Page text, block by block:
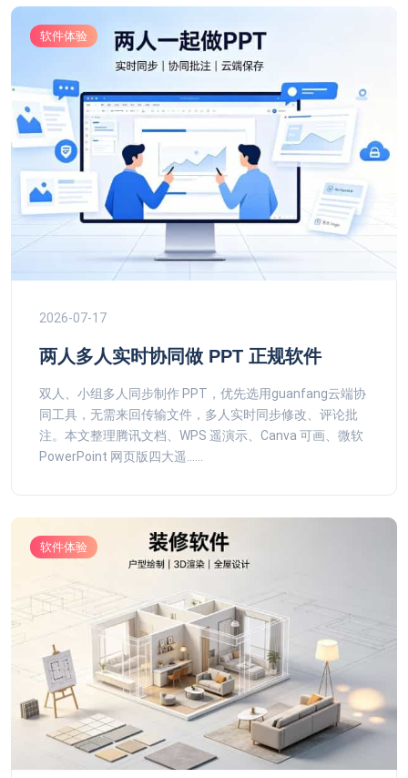
软件体验
2026-07-17
两人多人实时协同做 PPT 正规软件
双人、小组多人同步制作 PPT，优先选用guanfang云端协
同工具，无需来回传输文件，多人实时同步修改、评论批
注。本文整理腾讯文档、WPS 遥演示、Canva 可画、微软
PowerPoint 网页版四大遥......
软件体验